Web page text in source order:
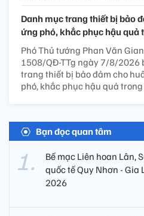
Danh mục trang thiết bị bảo
ứng phó, khắc phục hậu
Phó Thủ tướng Phan Văn
1508/QĐ-TTg ngày 7/8/2026
trang thiết bị bảo đảm cho
phó, khắc phục hậu quả
Bạn đọc quan tâm
Bế mạc Liên hoan Lân,
quốc tế Quy Nhơn - Gia
2026